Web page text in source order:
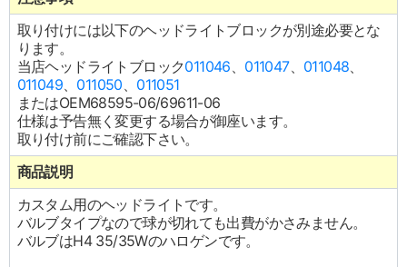
取り付けには以下のヘッドライトブロックが別途必要とな
ります。
当店ヘッドライトブロック011046、 011047、 011048、
011049、 011050、 011051
またはOEM68595-06/69611-06
仕様は予告無く変更する場合が御座います。
取り付け前にご確認下さい。
商品説明
カスタム用のヘッドライトです。
バルブタイプなので球が切れても出費がかさみません。
バルブはH4 35/35Wのハロゲンです。